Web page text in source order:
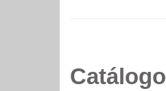
Catálogo